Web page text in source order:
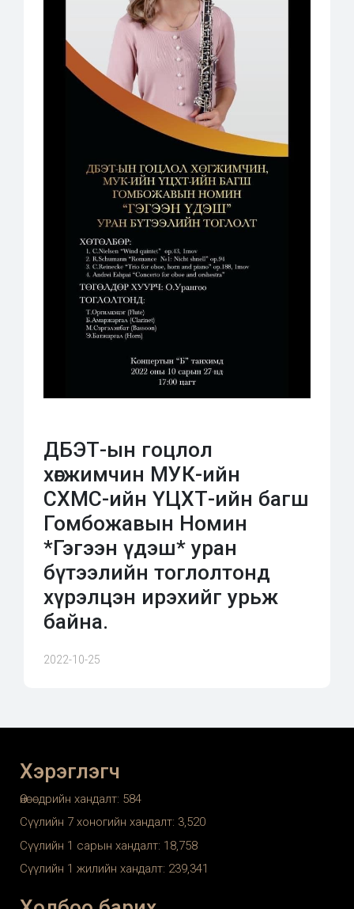
ДБЭТ-ын гоцлол
хөгжимчин МУК-ийн
СХМС-ийн ҮЦХТ-ийн багш
Гомбожавын Номин
*Гэгээн үдэш* уран
бүтээлийн тоглолтонд
хүрэлцэн ирэхийг урьж
байна.
2022-10-25
Хэрэглэгч
Өнөөдрийн хандалт: 584
Сүүлийн 7 хоногийн хандалт: 3,520
Сүүлийн 1 сарын хандалт: 18,758
Сүүлийн 1 жилийн хандалт: 239,341